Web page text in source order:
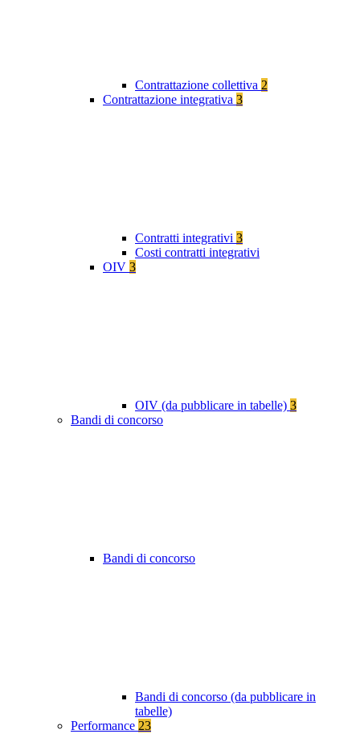
Contrattazione collettiva 2
Contrattazione integrativa 3
Contratti integrativi 3
Costi contratti integrativi
OIV 3
OIV (da pubblicare in tabelle) 3
Bandi di concorso
Bandi di concorso
Bandi di concorso (da pubblicare in
tabelle)
Performance 23